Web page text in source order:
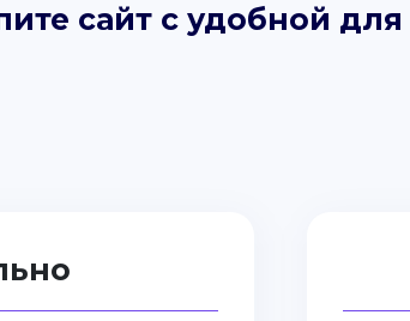
сайт с удобной